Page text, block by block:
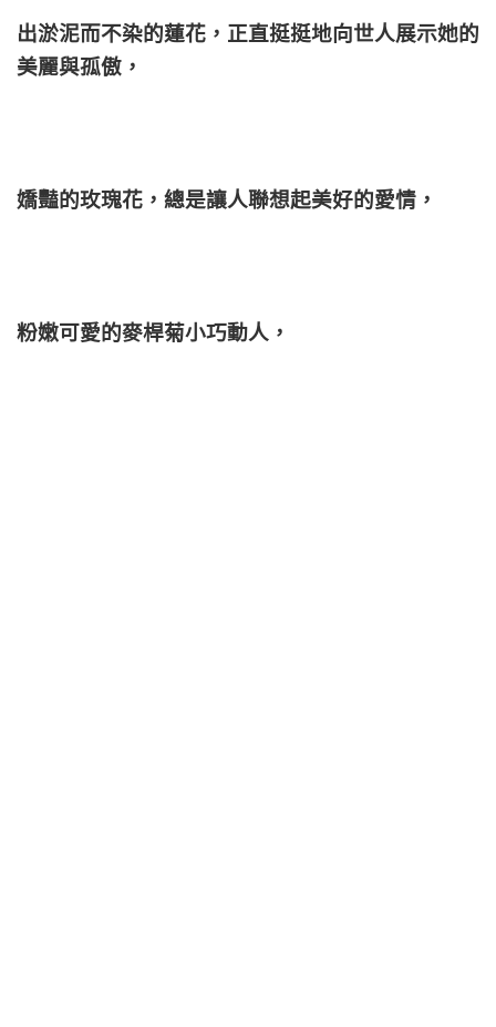
出淤泥而不染的蓮花，正直挺挺地向世人展示她的
美麗與孤傲，
嬌豔的玫瑰花，總是讓人聯想起美好的愛情，
粉嫩可愛的麥桿菊小巧動人，